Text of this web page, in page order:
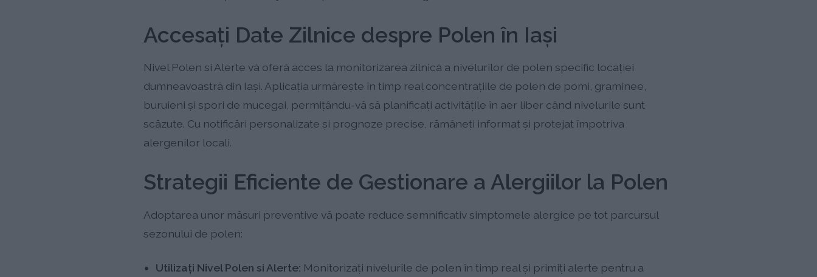
Accesați Date Zilnice despre Polen în Iaşi
Nivel Polen si Alerte vă oferă acces la monitorizarea zilnică a nivelurilor de polen specific locației
dumneavoastră din Iaşi. Aplicația urmărește în timp real concentrațiile de polen de pomi, graminee,
buruieni și spori de mucegai, permițându-vă să planificați activitățile în aer liber când nivelurile sunt
scăzute. Cu notificări personalizate și prognoze precise, rămâneți informat și protejat împotriva
alergenilor locali.
Strategii Eficiente de Gestionare a Alergiilor la Polen
Adoptarea unor măsuri preventive vă poate reduce semnificativ simptomele alergice pe tot parcursul
sezonului de polen:
Utilizați Nivel Polen si Alerte: Monitorizați nivelurile de polen în timp real și primiți alerte pentru a